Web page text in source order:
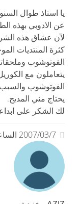
يا استاذ طوال
عن الادوبي بهذه
لآن عشاق هذه
كثرة المنتديات
الفوتوشوب
يتعاملون مع
الفوتوشوب والسبب
يحتاج مني المديح.
لك الشكر على
2007/03/7 الساعة 09:20